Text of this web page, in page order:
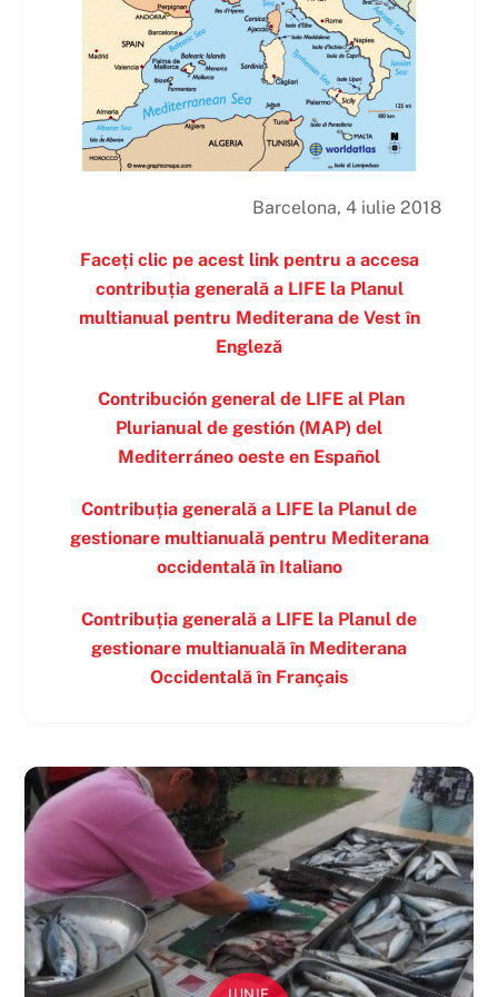
Barcelona, 4 iulie 2018
Faceți clic pe acest link pentru a accesa
contribuția generală a LIFE la Planul
multianual pentru Mediterana de Vest în
Engleză
Contribución general de LIFE al Plan
Plurianual de gestión (MAP) del
Mediterráneo oeste en Español
Contribuția generală a LIFE la Planul de
gestionare multianuală pentru Mediterana
occidentală înItaliano
Contribuția generală a LIFE la Planul de
gestionare multianuală în Mediterana
Occidentală în Français